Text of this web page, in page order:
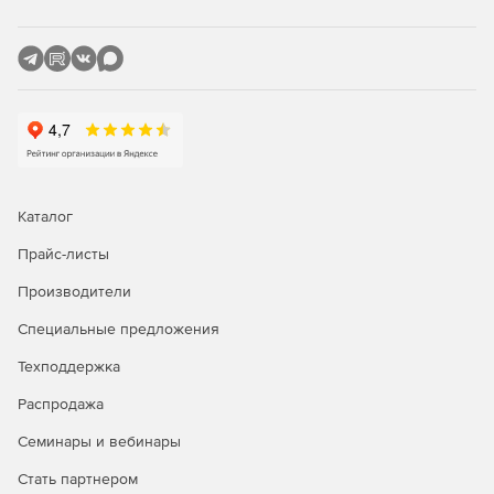
течения в соответствии со справочником Идельчика и
современными методами расчета многофазных течений.
цветового выделения, наглядно показывающего
элементы, ответственные за наибольшие гидравлические
потери.
Каталог
Прайс-листы
Производители
Специальные предложения
Техподдержка
Распродажа
Семинары и вебинары
Стать партнером